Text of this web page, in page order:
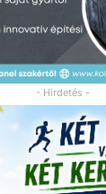
- Hirdetés -